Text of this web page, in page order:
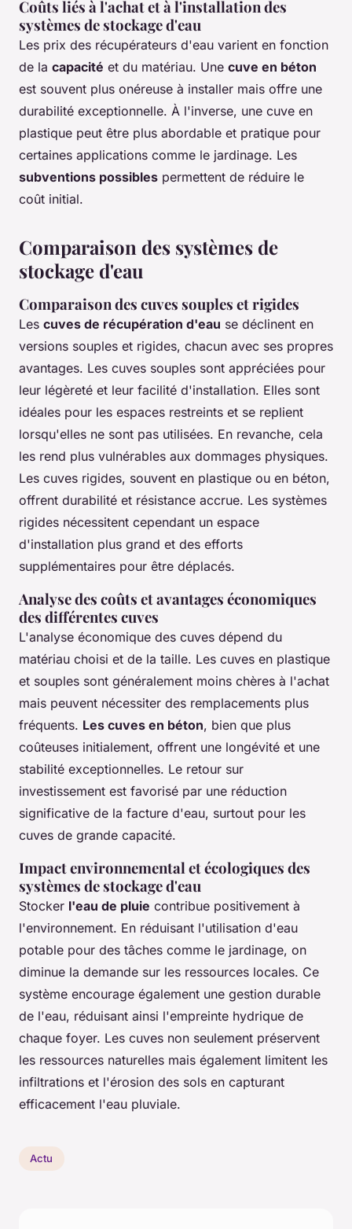
Coûts liés à l'achat et à l'installation des
systèmes de stockage d'eau
Les prix des récupérateurs d'eau varient en fonction
de la capacité et du matériau. Une cuve en béton
est souvent plus onéreuse à installer mais offre une
durabilité exceptionnelle. À l'inverse, une cuve en
plastique peut être plus abordable et pratique pour
certaines applications comme le jardinage. Les
subventions possibles permettent de réduire le
coût initial.
Comparaison des systèmes de
stockage d'eau
Comparaison des cuves souples et rigides
Les cuves de récupération d'eau se déclinent en
versions souples et rigides, chacun avec ses propres
avantages. Les cuves souples sont appréciées pour
leur légèreté et leur facilité d'installation. Elles sont
idéales pour les espaces restreints et se replient
lorsqu'elles ne sont pas utilisées. En revanche, cela
les rend plus vulnérables aux dommages physiques.
Les cuves rigides, souvent en plastique ou en béton,
offrent durabilité et résistance accrue. Les systèmes
rigides nécessitent cependant un espace
d'installation plus grand et des efforts
supplémentaires pour être déplacés.
Analyse des coûts et avantages économiques
des différentes cuves
L'analyse économique des cuves dépend du
matériau choisi et de la taille. Les cuves en plastique
et souples sont généralement moins chères à l'achat
mais peuvent nécessiter des remplacements plus
fréquents. Les cuves en béton, bien que plus
coûteuses initialement, offrent une longévité et une
stabilité exceptionnelles. Le retour sur
investissement est favorisé par une réduction
significative de la facture d'eau, surtout pour les
cuves de grande capacité.
Impact environnemental et écologiques des
systèmes de stockage d'eau
Stocker l'eau de pluie contribue positivement à
l'environnement. En réduisant l'utilisation d'eau
potable pour des tâches comme le jardinage, on
diminue la demande sur les ressources locales. Ce
système encourage également une gestion durable
de l'eau, réduisant ainsi l'empreinte hydrique de
chaque foyer. Les cuves non seulement préservent
les ressources naturelles mais également limitent les
infiltrations et l'érosion des sols en capturant
efficacement l'eau pluviale.
Actu